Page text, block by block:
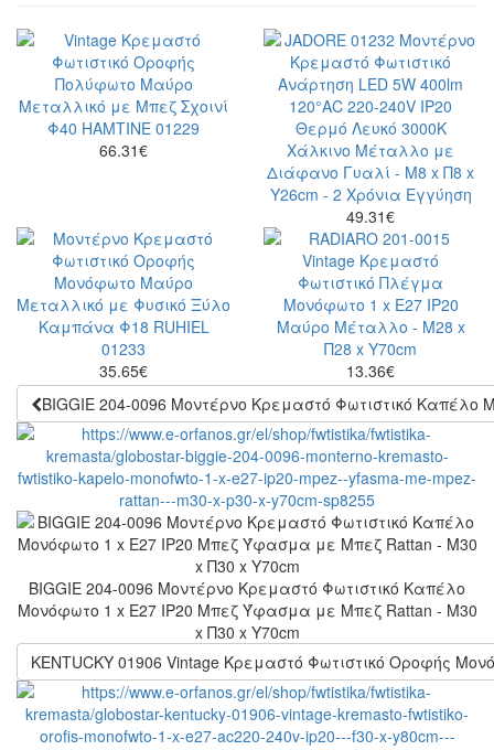
66.31€
49.31€
35.65€ 13.36€
BIGGIE 204-0096 Μοντέρνο Κρεμαστό Φωτιστικό
BIGGIE 204-0096 Μοντέρνο Κρεμαστό Φωτιστικό Kαπέλο
Μονόφωτο 1 x E27 IP20 Μπεζ Ύφασμα με Μπεζ Rattan - Μ30
x Π30 x Υ70cm
KENTUCKY 01906 Vintage Κρεμαστό Φωτιστικό Οροφής